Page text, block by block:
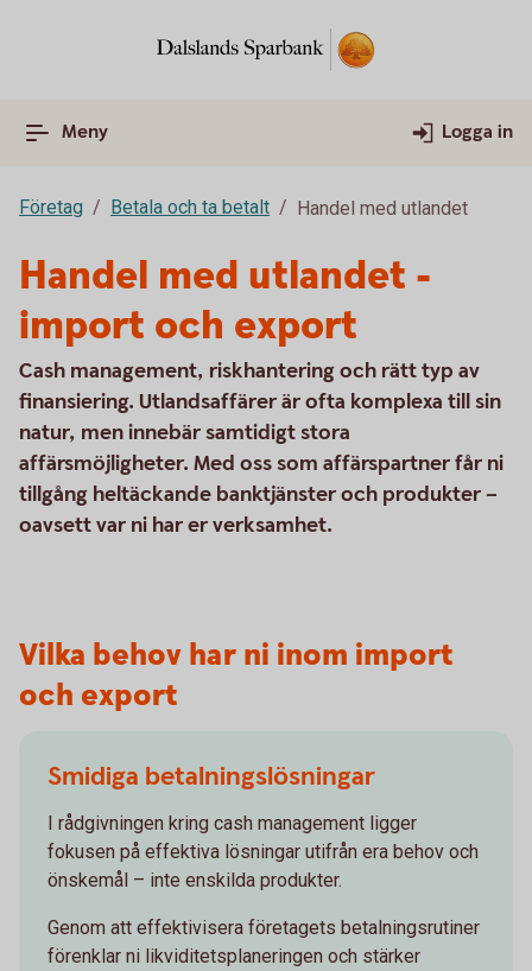
Meny Logga in
Företag Betala och ta betalt Handel med utlandet
Handel med utlandet -
import och export
Cash management, riskhantering och rätt typ av
finansiering. Utlandsaffärer är ofta komplexa till sin
natur, men innebär samtidigt stora
affärsmöjligheter. Med oss som affärspartner får ni
tillgång heltäckande banktjänster och produkter –
oavsett var ni har er verksamhet.
Vilka behov har ni inom import
och export
Smidiga betalningslösningar
I rådgivningen kring cash management ligger
fokusen på effektiva lösningar utifrån era behov och
önskemål – inte enskilda produkter.
Genom att effektivisera företagets betalningsrutiner
förenklar ni likviditetsplaneringen och stärker